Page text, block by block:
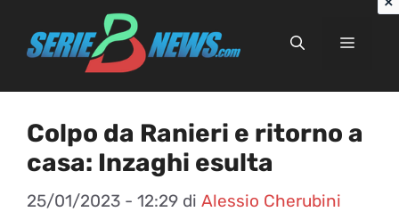
Menu
Colpo da Ranieri e ritorno a
casa: Inzaghi esulta
25/01/2023 - 12:29 di Alessio Cherubini